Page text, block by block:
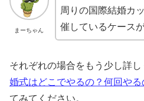
まーちゃん
周りの国際結婚カ
催しているケース
それぞれの場合をもう少し詳し
婚式はどこでやるの？何回やる
てみてください。